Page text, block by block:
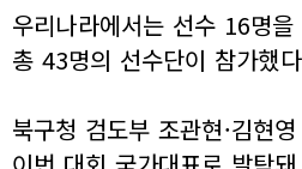
우리나라에서는 선수 16명을
총 43명의 선수단이 참가했
북구청 검도부 조관현·김현